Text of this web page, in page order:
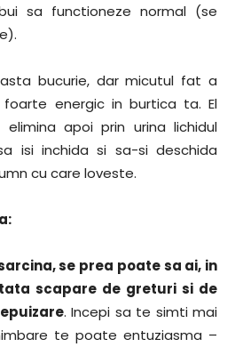
sa functioneze normal (se
bucurie, dar micutul fat a
energic in burtica ta. El
apoi prin urina lichidul
isi inchida si sa-si deschida
cu care loveste.
se prea poate sa ai, in
scapare de greturi si de
. Incepi sa te simti mai
te poate entuziasma –